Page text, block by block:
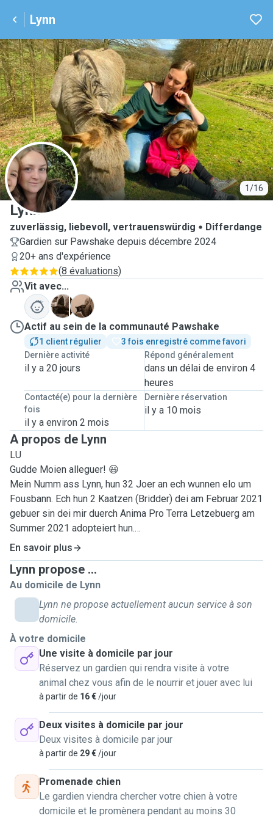
Lynn
1/16
L
Lynn
zuverlässig, liebevoll, vertrauenswürdig
Differdange
Gardien sur Pawshake depuis décembre 2024
20+ ans d'expérience
(8 évaluations)
Vit avec...
B
P
Actif au sein de la communauté Pawshake
1 client régulier
3 fois enregistré comme favori
Dernière activité
il y a 20 jours
Répond généralement
dans un délai de environ 4
heures
Contacté(e) pour la dernière
fois
il y a environ 2 mois
Dernière réservation
il y a 10 mois
A propos de Lynn
LU
Gudde Moien alleguer! 😃
Mein Numm ass Lynn, hun 32 Joer an ech wunnen elo um
Fousbann. Ech hun 2 Kaatzen (Bridder) dei am Februar 2021
gebuer sin dei mir duerch Anima Pro Terra Letzebuerg am
Summer 2021 adopteiert hun.
Ech sin vun kleng un mat Muppen grouss gin, eisen eichte
Familienhond war en Rauhhaardackel. weider Mupperassen
mat denen ech grouss gi sin: Bordercollie, Weimaraner,
Magyar Vizsla.
Och wann ech mat Muppe grouss gin sin, hun mir eis als
Famill aus diversen Grenn fir Kaatzen entscheed. ma ech
sin awer frou mat all Deier, och Klengdeieren, mir haaten als
Kanner zwou Kanengecher, Schildkröten, Fesch an eng Raat.
Ech beäntweren ganz gären är weider Froen an ech geif
mech immens freehen vun irch ze heieren, an dann och
eventuell op ärt Deier/är Deieren dierfen opzepassen!
Grousse Merci am Viraus.
Leif Greiss,
Lynn ✨️
Bonjour à tous ! 😃 Je m'appelle Lynn, j'ai 32 ans et je vis à
Fousbann. J'ai 2 chats (frères) nés en février 2021 que j'ai
adoptés chez Anima Pro Terra Letzebuerg à l'été 2021. J'ai
En savoir plus
Lynn propose ...
Au domicile de Lynn
Lynn ne propose actuellement aucun service à son
domicile.
À votre domicile
Une visite à domicile par jour
Réservez un gardien qui rendra visite à votre
animal chez vous afin de le nourrir et jouer avec lui
à partir de 16 €/jour
Deux visites à domicile par jour
Deux visites à domicile par jour
à partir de 29 €/jour
Promenade chien
Le gardien viendra chercher votre chien à votre
domicile et le promènera pendant au moins 30